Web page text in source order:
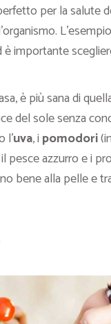
per la salute
importante
è più sana di
del sole senza
l’uva, i pomodori
pesce azzurro e i
bene alla pelle e